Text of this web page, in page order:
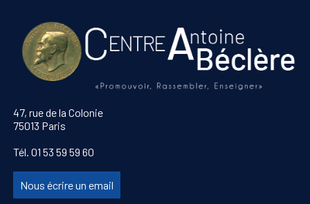
47, rue de la Colonie
75013 Paris
Tél. 01 53 59 59 60
Nous écrire un email